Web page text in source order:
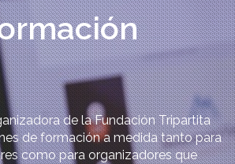
de la Fundación Tripartita
de formación a medida tanto para
como para organizadores que